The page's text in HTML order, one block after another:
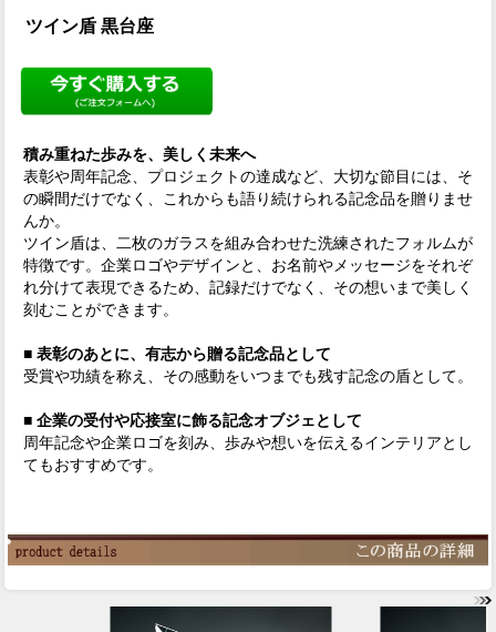
ツイン盾 黒台座
積み重ねた歩みを、美しく未来へ
表彰や周年記念、プロジェクトの達成など、大切な節目には、そ
の瞬間だけでなく、これからも語り続けられる記念品を贈りませ
んか。
ツイン盾は、二枚のガラスを組み合わせた洗練されたフォルムが
特徴です。企業ロゴやデザインと、お名前やメッセージをそれぞ
れ分けて表現できるため、記録だけでなく、その想いまで美しく
刻むことができます。
■ 表彰のあとに、有志から贈る記念品として
受賞や功績を称え、その感動をいつまでも残す記念の盾として。
■ 企業の受付や応接室に飾る記念オブジェとして
周年記念や企業ロゴを刻み、歩みや想いを伝えるインテリアとし
てもおすすめです。